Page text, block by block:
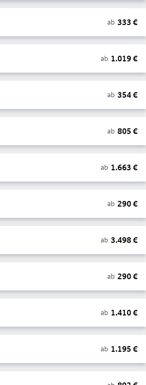
ab 333 €
ab 1.019€
ab 354€
ab 805 €
ab 1.663 €
ab 290€
ab 3.498€
ab 290€
ab 1.410€
ab 1.195 €